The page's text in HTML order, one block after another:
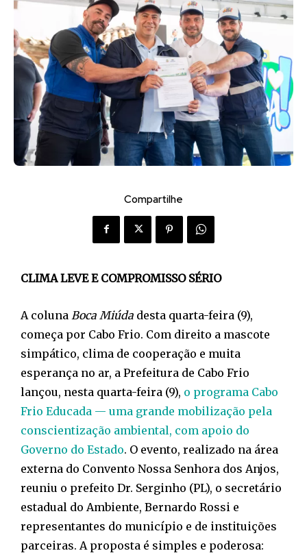
Compartilhe
CLIMA LEVE E COMPROMISSO SÉRIO
A coluna Boca Miúda desta quarta-feira (9),
começa por Cabo Frio. Com direito a mascote
simpático, clima de cooperação e muita
esperança no ar, a Prefeitura de Cabo Frio
lançou, nesta quarta-feira (9), o programa Cabo
Frio Educada — uma grande mobilização pela
conscientização ambiental, com apoio do
Governo do Estado. O evento, realizado na área
externa do Convento Nossa Senhora dos Anjos,
reuniu o prefeito Dr. Serginho (PL), o secretário
estadual do Ambiente, Bernardo Rossi e
representantes do município e de instituições
parceiras. A proposta é simples e poderosa: